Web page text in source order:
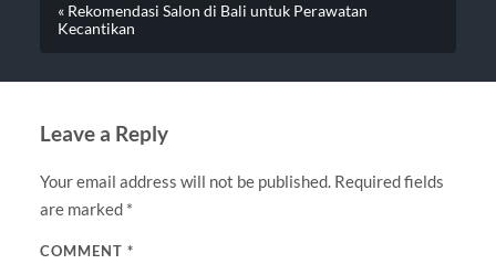
« Rekomendasi Salon di Bali untuk Perawatan
Kecantikan
Leave a Reply
Your email address will not be published. Required fields
are marked *
COMMENT *